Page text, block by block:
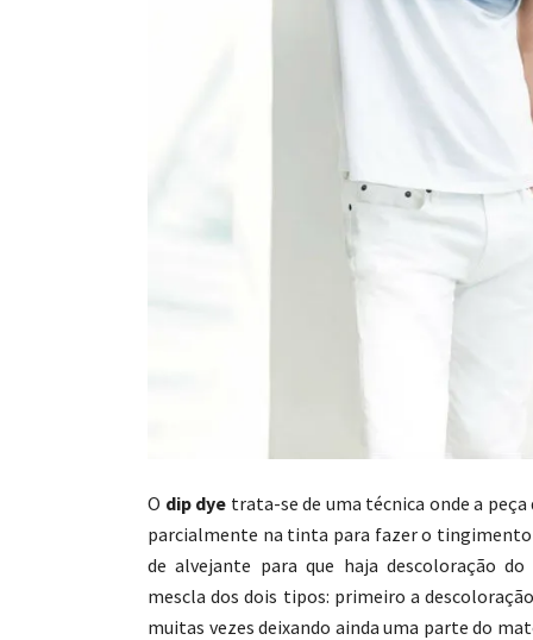
O dip dye trata-se de uma técnica onde a
parcialmente na tinta para fazer o tingimento
de alvejante para que haja descoloração
mescla dos dois tipos: primeiro a
muitas vezes deixando ainda uma parte do